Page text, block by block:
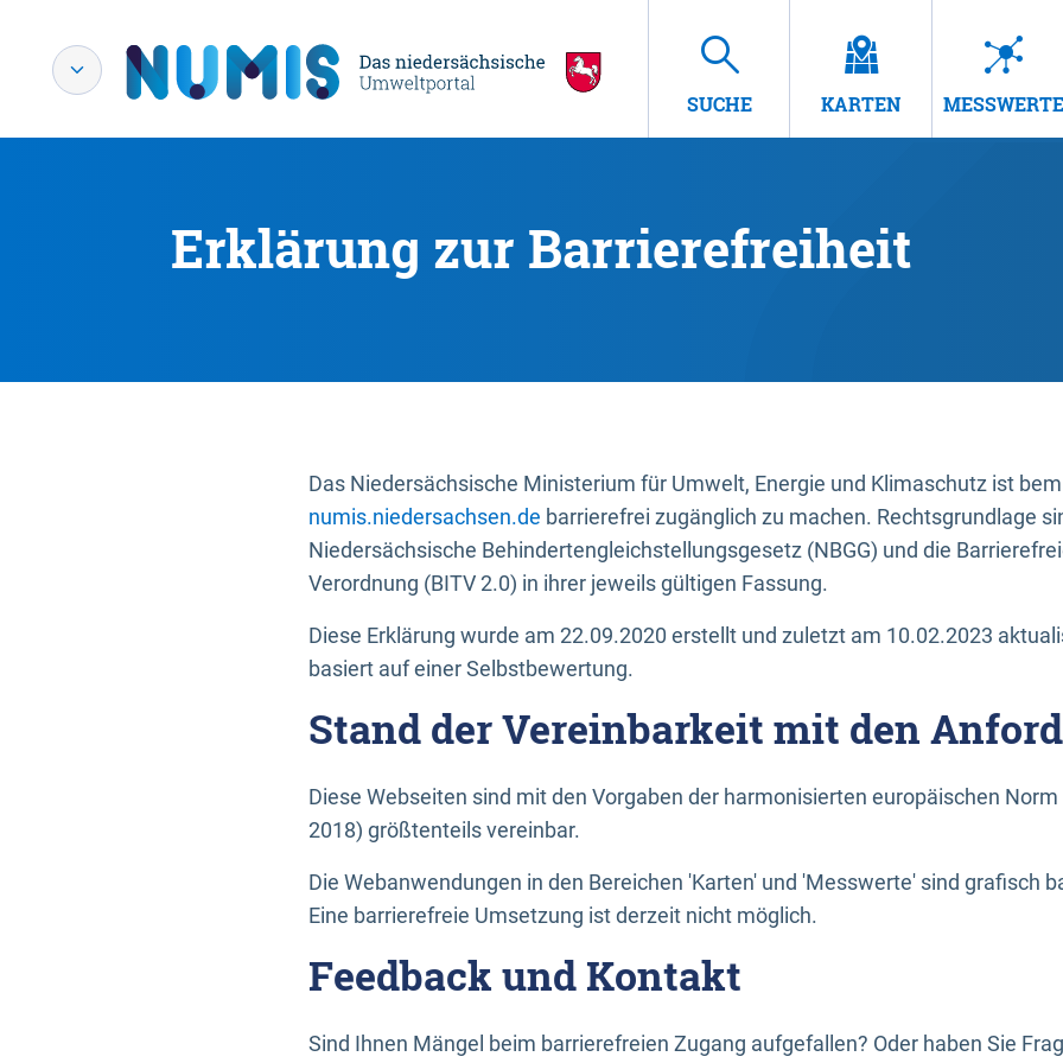
SUCHE KARTEN MESSWERTE
Erklärung zur Barrierefreiheit
Das Niedersächsische Ministerium für Umwelt, Energie und Klimaschutz ist
numis.niedersachsen.de barrierefrei zugänglich zu machen. Rechtsgrundlage
Niedersächsische Behindertengleichstellungsgesetz (NBGG) und die
Verordnung (BITV 2.0) in ihrer jeweils gültigen Fassung.
Diese Erklärung wurde am 22.09.2020 erstellt und zuletzt am 10.02.2023
basiert auf einer Selbstbewertung.
Stand der Vereinbarkeit mit den
Diese Webseiten sind mit den Vorgaben der harmonisierten europäischen Norm
2018) größtenteils vereinbar.
Die Webanwendungen in den Bereichen 'Karten' und 'Messwerte' sind grafisch
Eine barrierefreie Umsetzung ist derzeit nicht möglich.
Feedback und Kontakt
Sind Ihnen Mängel beim barrierefreien Zugang aufgefallen? Oder haben Sie